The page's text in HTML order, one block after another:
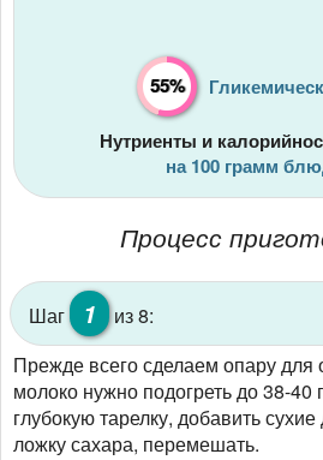
55%
Нутриенты и
на 100 грамм
Процесс
Шаг 1
из 8:
Прежде всего сделаем опару для
молоко нужно подогреть до 38-40
глубокую тарелку, добавить
ложку сахара, перемешать.